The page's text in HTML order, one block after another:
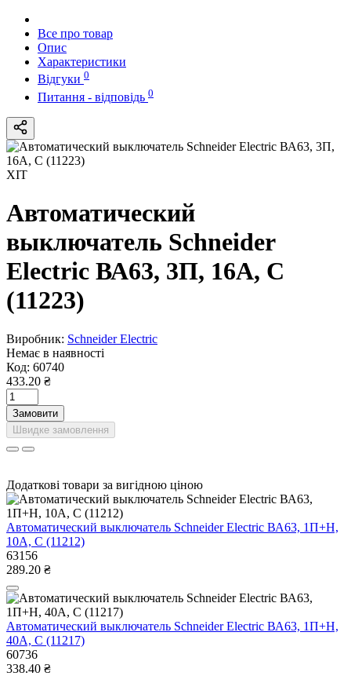
Все про товар
Опис
Характеристики
Відгуки 0
Питання - відповідь 0
ХІТ
Автоматический
выключатель Schneider
Electric ВА63, 3П, 16A, C
(11223)
Виробник: Schneider Electric
Немає в наявності
Код: 60740
433.20 ₴
Замовити
Швидке замовлення
Додаткові товари за вигідною ціною
Автоматический выключатель Schneider Electric ВА63, 1П+Н,
10A, C (11212)
63156
289.20 ₴
Автоматический выключатель Schneider Electric ВА63, 1П+Н,
40A, C (11217)
60736
338.40 ₴